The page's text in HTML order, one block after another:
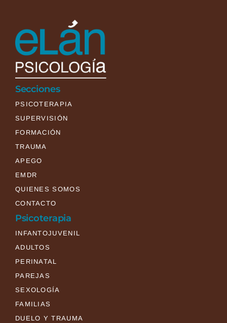
Secciones
PSICOTERAPIA
SUPERVISIÓN
FORMACIÓN
TRAUMA
APEGO
EMDR
QUIENES SOMOS
CONTACTO
Psicoterapia
INFANTOJUVENIL
ADULTOS
PERINATAL
PAREJAS
SEXOLOGÍA
FAMILIAS
DUELO Y TRAUMA